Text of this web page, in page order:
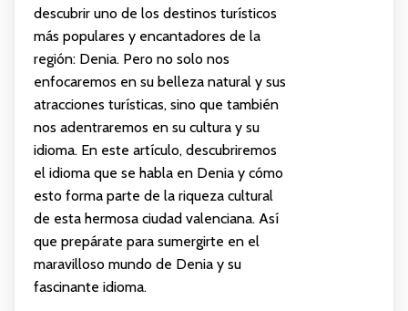
descubrir uno de los destinos turísticos
más populares y encantadores de la
región: Denia. Pero no solo nos
enfocaremos en su belleza natural y sus
atracciones turísticas, sino que también
nos adentraremos en su cultura y su
idioma. En este artículo, descubriremos
el idioma que se habla en Denia y cómo
esto forma parte de la riqueza cultural
de esta hermosa ciudad valenciana. Así
que prepárate para sumergirte en el
maravilloso mundo de Denia y su
fascinante idioma.